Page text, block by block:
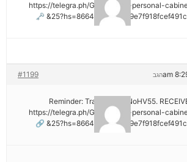
https://telegra.ph/Go-to-your-personal-
#1199 הגב
🔗 Reminder: Transaction NoHV55.
https://telegra.ph/Go-to-your-personal-